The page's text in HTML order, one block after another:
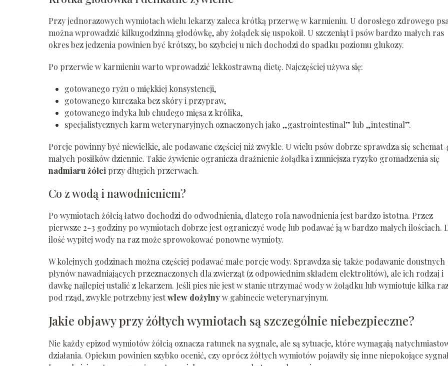
Przy jednorazowych wymiotach wielu lekarzy zaleca krótką przerwę w karmieniu. U dorosłego zdrowego psa
można wprowadzić kilkugodzinną głodówkę, aby żołądek się uspokoił. U szczeniąt i psów bardzo małych ras
okres bez jedzenia powinien być krótszy, bo szybciej u nich dochodzi do spadku poziomu glukozy.
Po przerwie w karmieniu warto wprowadzić lekkostrawną dietę. Najczęściej używa się:
gotowanego ryżu o miękkiej konsystencji,
gotowanego kurczaka bez skóry i przypraw,
gotowanego indyka lub chudego mięsa z królika,
specjalistycznych karm weterynaryjnych oznaczonych jako „gastrointestinal” lub „intestinal”.
Porcje powinny być niewielkie, ale podawane częściej niż zwykle. U wielu psów dobrze sprawdza się schemat
małych posiłków dziennie. Takie żywienie ogranicza drażnienie żołądka i zmniejsza ryzyko gromadzenia się
nadmiaru żółci przy długich przerwach.
Co z wodą i nawodnieniem?
Po wymiotach żółcią łatwo dochodzi do odwodnienia, dlatego rola nawodnienia jest bardzo istotna. Przez
pierwsze 2–3 godziny po wymiotach dobrze jest ograniczyć wodę lub podawać ją w bardzo małych ilościach.
ilość wypitej wody na raz może sprowokować ponowne wymioty.
W kolejnych godzinach można częściej podawać małe porcje wody. Sprawdza się także podawanie doustnych
płynów nawadniających przeznaczonych dla zwierząt (z odpowiednim składem elektrolitów), ale ich rodzaj i
dawkę najlepiej ustalić z lekarzem. Jeśli pies nie jest w stanie utrzymać wody w żołądku lub wymiotuje kilka
pod rząd, zwykle potrzebny jestwlew dożylnyw gabinecie weterynaryjnym.
Jakie objawy przy żółtych wymiotach są szczególnie niebezpieczne?
Nie każdy epizod wymiotów żółcią oznacza ratunek na sygnale, ale są sytuacje, które wymagają
działania. Opiekun powinien szybko ocenić, czy oprócz żółtych wymiotów pojawiły się inne niepokojące